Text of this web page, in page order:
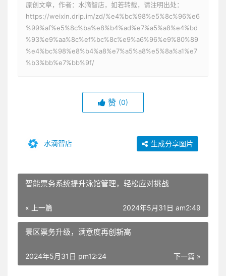
原创文章，作者：水滴智店，如若转载，请注明出处：
https://weixin.drip.im/zd/%e4%bc%98%e5%8c%96%e6
%99%af%e5%8c%ba%e8%b4%ad%e7%a5%a8%e4%bd
%93%e9%aa%8c%ef%bc%8c%e9%a6%96%e9%80%89
%e4%bc%98%e8%b4%a8%e7%a5%a8%e5%8a%a1%e7
%b3%bb%e7%bb%9f/
赞 (0)
水滴智店 生成分享图片
智能票务系统提升泳馆管理，轻松应对挑战
« 上一篇 2024年5月31日 am2:49
景区票务升级，满意度再创新高
下一篇 »
2024年5月31日 pm12:24